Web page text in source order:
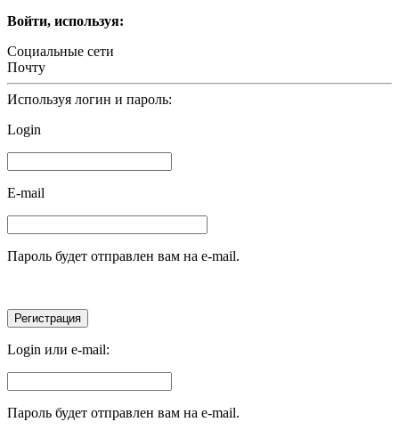
Войти, используя:
Социальные сети
Почту
Используя логин и пароль:
Login
E-mail
Пароль будет отправлен вам на e-mail.
Login или e-mail:
Пароль будет отправлен вам на e-mail.